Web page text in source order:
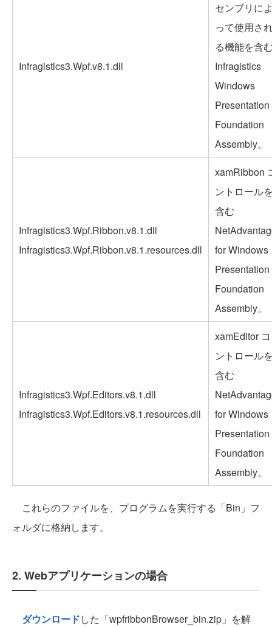
Infragistics3.Wpf.v8.1.dll
センブリに
って使用さ
る機能を含
Infragistics
Windows
Presentation
Foundation
Assembly。
Infragistics3.Wpf.Ribbon.v8.1.dll
Infragistics3.Wpf.Ribbon.v8.1.resources.dll
xamRibbon
ントロール
含む
for Windows
Presentation
Foundation
Assembly。
Infragistics3.Wpf.Editors.v8.1.dll
Infragistics3.Wpf.Editors.v8.1.resources.dll
xamEditor コ
ントロール
含む
for Windows
Presentation
Foundation
Assembly。
これらのファイルを、プログラムを実行する「Bin」フ
ォルダに格納します。
2. Webアプリケーションの場合
ダウンロードした「wpfribbonBrowser_bin.zip」を解